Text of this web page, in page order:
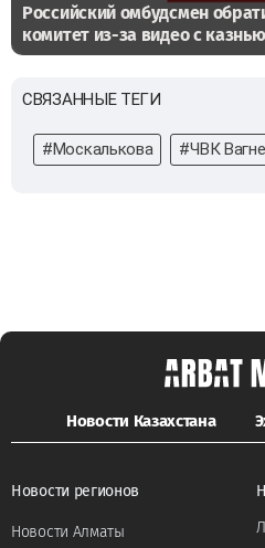
Российский омбудсмен
комитет из-за видео с
СВЯЗАННЫЕ ТЕГИ
#Москалькова #ЧВК
Новости Казахстана
Новости регионов
Новости Алматы